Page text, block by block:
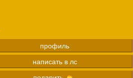
профиль
написать в лс